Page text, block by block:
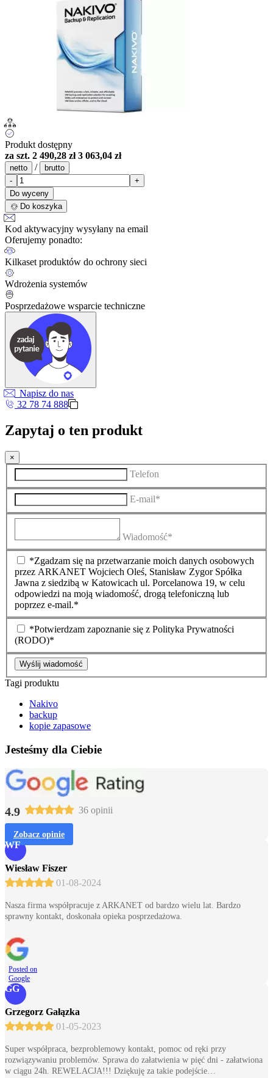
Produkt dostępny
za szt. 2 490,28 zł 3 063,04 zł
netto /
brutto
-
+
Do wyceny
Do koszyka
Kod aktywacyjny wysyłany na email
Oferujemy ponadto:
Kilkaset produktów do ochrony sieci
Wdrożenia systemów
Posprzedażowe wsparcie techniczne
Napisz do nas
32 78 74 888
Zapytaj o ten produkt
×
Telefon
E-mail*
Wiadomość*
*Zgadzam się na przetwarzanie moich danych osobowych
przez ARKANET Wojciech Oleś, Stanisław Zygor Spółka
Jawna z siedzibą w Katowicach ul. Porcelanowa 19, w celu
odpowiedzi na moją wiadomość, drogą telefoniczną lub
poprzez e-mail.*
*Potwierdzam zapoznanie się z Polityka Prywatności
(RODO)*
Wyślij wiadomość
Tagi produktu
Nakivo
backup
kopie zapasowe
Jesteśmy dla Ciebie
4.9 36 opinii
Zobacz opinie
WF
Wiesław Fiszer
01-08-2024
Nasza firma współpracuje z ARKANET od bardzo wielu lat. Bardzo
sprawny kontakt, doskonała opieka posprzedażowa.
Posted on
Google
GG
Grzegorz Gałązka
01-05-2023
Super współpraca, bezproblemowy kontakt, pomoc od ręki przy
rozwiązywaniu problemów. Sprawa do załatwienia w pięć dni - załatwiona
w ciągu 24h. REWELACJA!!! Dziękuję za takie podejście…